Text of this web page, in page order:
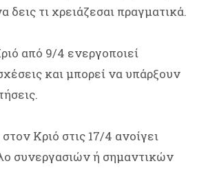
δεις τι χρειάζεσαι πραγματικά.
από 9/4 ενεργοποιεί
και μπορεί να υπάρξουν
Κριό στις 17/4 ανοίγει
συνεργασιών ή σημαντικών